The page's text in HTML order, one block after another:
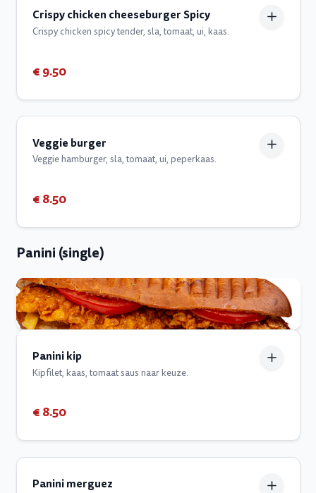
Crispy chicken cheeseburger Spicy
Crispy chicken spicy tender, sla, tomaat, ui, kaas.
€ 9.50
Veggie burger
Veggie hamburger, sla, tomaat, ui, peperkaas.
€ 8.50
Panini (single)
Panini kip
Kipfilet, kaas, tomaat saus naar keuze.
€ 8.50
Panini merguez